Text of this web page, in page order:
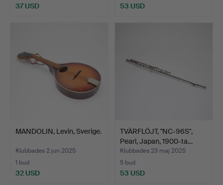
37 USD 53 USD
MANDOLIN, Levin, Sverige.
Klubbades 2 jun 2025
1 bud
32 USD
TVÄRFLÖJT, "NC-96S",
Pearl, Japan, 1900-ta…
Klubbades 23 maj 2025
5 bud
53 USD